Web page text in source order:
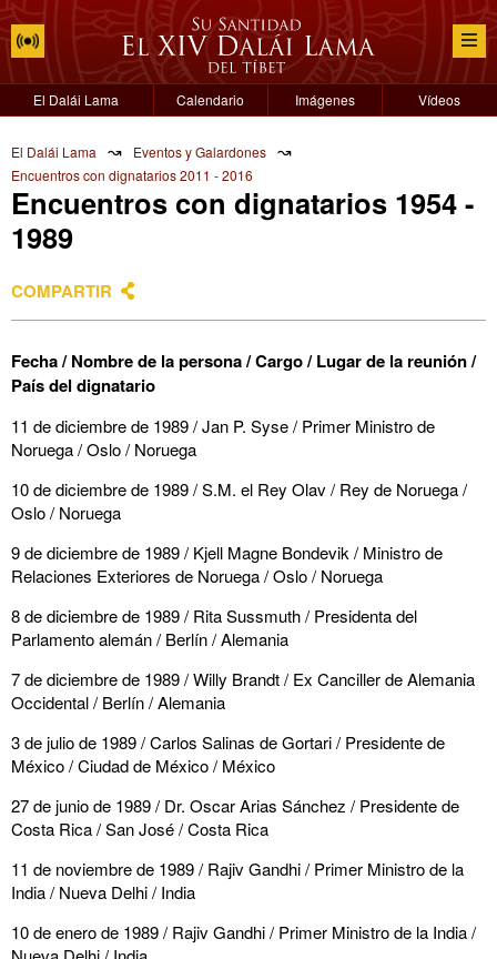
El Dalái Lama Calendario Imágenes Vídeos
El Dalái Lama ↝ Eventos y Galardones ↝
Encuentros con dignatarios 2011 - 2016
Encuentros con dignatarios 1954 -
1989
COMPARTIR
Fecha / Nombre de la persona / Cargo / Lugar de la reunión /
País del dignatario
11 de diciembre de 1989 / Jan P. Syse / Primer Ministro de
Noruega / Oslo / Noruega
10 de diciembre de 1989 / S.M. el Rey Olav / Rey de Noruega /
Oslo / Noruega
9 de diciembre de 1989 / Kjell Magne Bondevik / Ministro de
Relaciones Exteriores de Noruega / Oslo / Noruega
8 de diciembre de 1989 / Rita Sussmuth / Presidenta del
Parlamento alemán / Berlín / Alemania
7 de diciembre de 1989 / Willy Brandt / Ex Canciller de Alemania
Occidental / Berlín / Alemania
3 de julio de 1989 / Carlos Salinas de Gortari / Presidente de
México / Ciudad de México / México
27 de junio de 1989 / Dr. Oscar Arias Sánchez / Presidente de
Costa Rica / San José / Costa Rica
11 de noviembre de 1989 / Rajiv Gandhi / Primer Ministro de la
India / Nueva Delhi / India
10 de enero de 1989 / Rajiv Gandhi / Primer Ministro de la India /